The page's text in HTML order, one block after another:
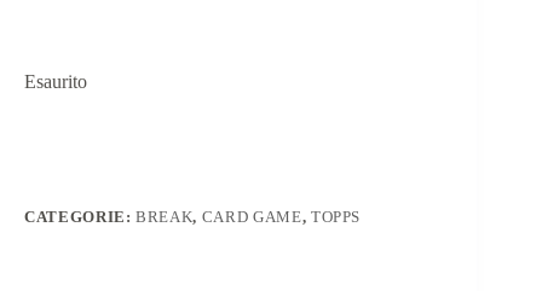
Esaurito
CATEGORIE:BREAK, CARD GAME, TOPPS